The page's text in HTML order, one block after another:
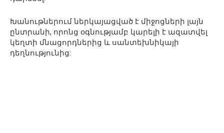
Խանութներում ներկայացված է միջոցների լայն
ընտրանի, որոնց օգնությամբ կարելի է ազատվել
կեղտի մնացորդներից և սանտեխնիկայի
դեղնությունից: